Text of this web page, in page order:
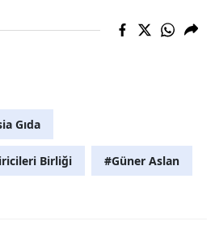
Gıda
Birliği #Güner Aslan